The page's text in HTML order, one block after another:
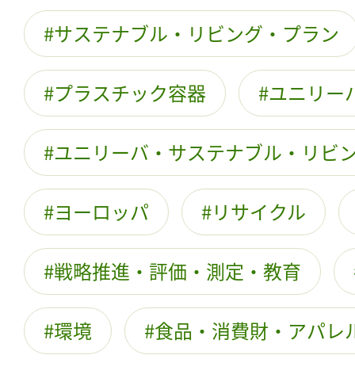
サステナブル・リビング・プラン
プラスチック容器 ユニリー
ユニリーバ・サステナブル・リビ
ヨーロッパ リサイクル
戦略推進・評価・測定・教育
環境 食品・消費財・アパレ